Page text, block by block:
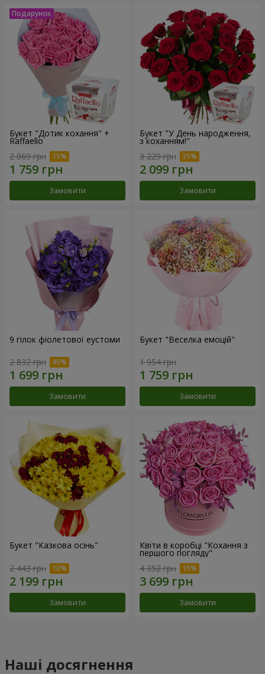
Букет "Дотик кохання" +
Raffaello
2 069 грн
Замовити
Букет "У День народження,
з коханням!"
3 229 грн
Замовити
9 гілок фіолетової еустоми
2 832 грн
Замовити
Букет "Веселка емоцій"
1 954 грн
Замовити
Букет "Казкова осінь"
2 443 грн
Замовити
Квіти в коробці "Кохання з
першого погляду"
4 352 грн
Замовити
Наші досягнення